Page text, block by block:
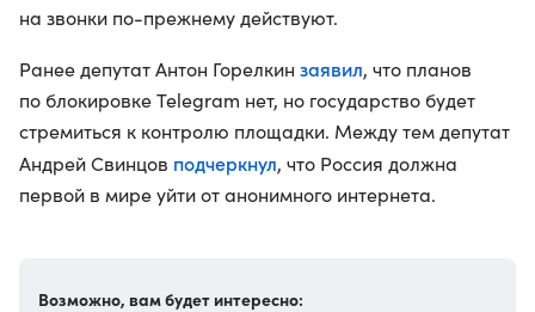
на звонки по-прежнему действуют.
Ранее депутат Антон Горелкин заявил, что планов
по блокировке Telegram нет, но государство будет
стремиться к контролю площадки. Между тем депутат
Андрей Свинцов подчеркнул, что Россия должна
первой в мире уйти от анонимного интернета.
Возможно, вам будет интересно: